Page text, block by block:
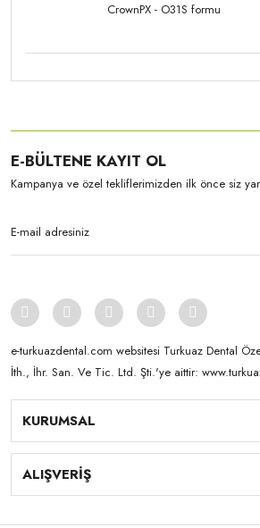
CrownPX - O31S formu
E-BÜLTENE KAYIT OL
Kampanya ve özel tekliflerimizden ilk önce siz
e-turkuazdental.com websitesi Turkuaz Dental
İth., İhr. San. Ve Tic. Ltd. Şti.'ye aittir:
KURUMSAL
ALIŞVERİŞ